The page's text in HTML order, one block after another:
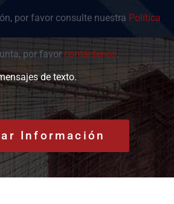
por favor consulte nuestra Política
por favor contáctenos.
de texto.